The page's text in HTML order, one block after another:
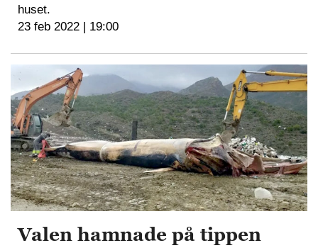
huset.
23 feb 2022 | 19:00
Valen hamnade på tippen